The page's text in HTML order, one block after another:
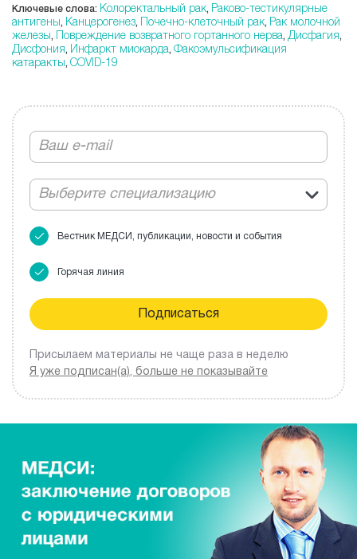
Ключевые слова: Колоректальный рак, Раково-тестикулярные
антигены, Канцерогенез, Почечно-клеточный рак, Рак молочной
железы, Повреждение возвратного гортанного нерва, Дисфагия,
Дисфония, Инфаркт миокарда, Факоэмульсификация
катаракты, COVID-19
Выберите специализацию
Вестник МЕДСИ, публикации, новости и события
Горячая линия
Присылаем материалы не чаще раза в неделю
Я уже подписан(а), больше не показывайте